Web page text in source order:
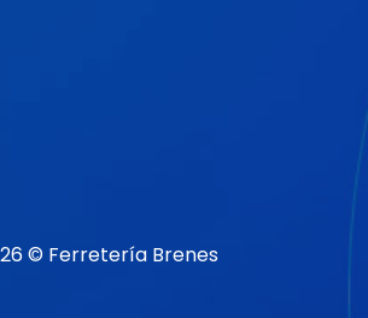
© Ferretería Brenes